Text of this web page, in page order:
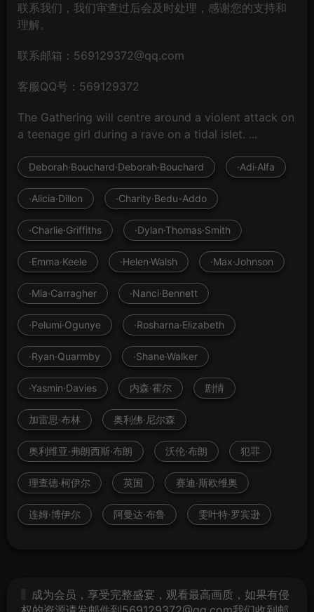
联系我们，我们审查过后会及时处理，感谢您的支持和
理解。
联系邮箱：569129372@qq.com
客服QQ号：569129372
The Gathering will centre around a violent attack on
a teenage girl during a rave on a tidal islet. ...
Deborah·Bouchard·Deborah·Bouchard ·Adi·Alfa
·Alicia·Dillon ·Charity·Bedu-Addo
·Charlie·Griffiths ·Dylan·Thomas·Smith
·Emma·Keele ·Helen·Walsh ·Max·Johnson
·Mia·Carragher ·Nanci·Bennett
·Pelumi·Ogunye ·Rosharna·Elizabeth
·Ryan·Quarmby ·Shane·Walker
·Yasmin·Davies 内森·霍尔 剧情
加雷思·布林 奥利佛·尼尔森
奥利维亚·弗朗西斯·布朗 沃伦·布朗 犯罪
理查德·柯伊尔 英国 赛迪·斯欧维奥
连姆·博伊尔 阿曼达·布鲁 雯叶特·罗宾逊
成为会员，享受完整盛宴，观看最高画质，如果有侵